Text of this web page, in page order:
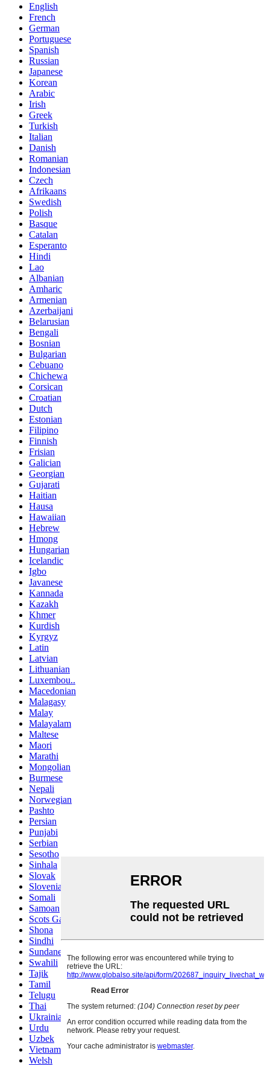
English
French
German
Portuguese
Spanish
Russian
Japanese
Korean
Arabic
Irish
Greek
Turkish
Italian
Danish
Romanian
Indonesian
Czech
Afrikaans
Swedish
Polish
Basque
Catalan
Esperanto
Hindi
Lao
Albanian
Amharic
Armenian
Azerbaijani
Belarusian
Bengali
Bosnian
Bulgarian
Cebuano
Chichewa
Corsican
Croatian
Dutch
Estonian
Filipino
Finnish
Frisian
Galician
Georgian
Gujarati
Haitian
Hausa
Hawaiian
Hebrew
Hmong
Hungarian
Icelandic
Igbo
Javanese
Kannada
Kazakh
Khmer
Kurdish
Kyrgyz
Latin
Latvian
Lithuanian
Luxembou..
Macedonian
Malagasy
Malay
Malayalam
Maltese
Maori
Marathi
Mongolian
Burmese
Nepali
Norwegian
Pashto
Persian
Punjabi
Serbian
Sesotho
Sinhala
Slovak
Slovenian
Somali
Samoan
Scots Gaelic
Shona
Sindhi
Sundanese
Swahili
Tajik
Tamil
Telugu
Thai
Ukrainian
Urdu
Uzbek
Vietnamese
Welsh